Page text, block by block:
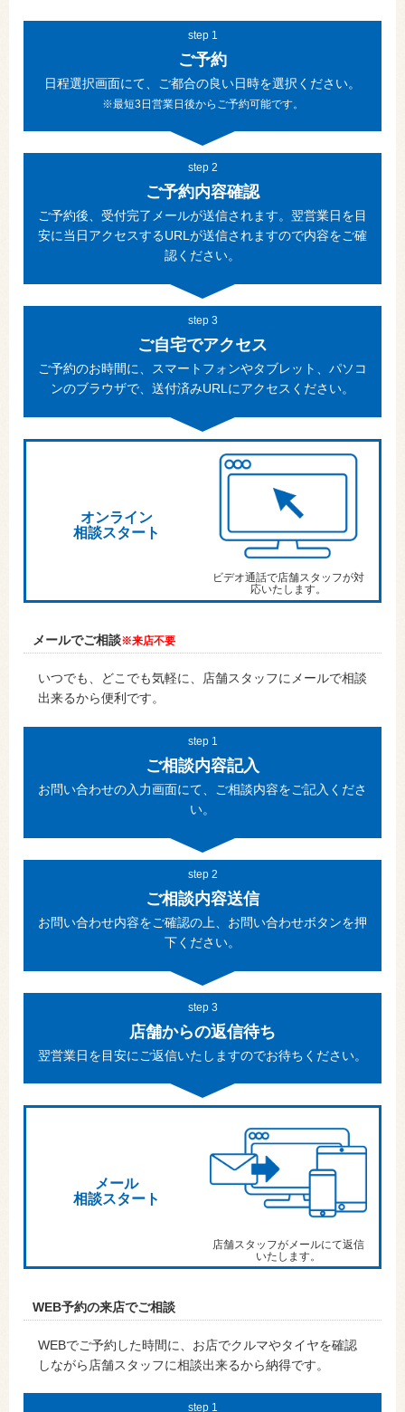
step 1
ご予約
日程選択画面にて、ご都合の良い日時を選択ください。
※最短3日営業日後からご予約可能です。
step 2
ご予約内容確認
ご予約後、受付完了メールが送信されます。翌営業日を目
安に当日アクセスするURLが送信されますので内容をご確
認ください。
step 3
ご自宅でアクセス
ご予約のお時間に、スマートフォンやタブレット、パソコ
ンのブラウザで、送付済みURLにアクセスください。
オンライン
相談スタート
ビデオ通話で店舗スタッフが対
応いたします。
メールでご相談※来店不要
いつでも、どこでも気軽に、店舗スタッフにメールで相談
出来るから便利です。
step 1
ご相談内容記入
お問い合わせの入力画面にて、ご相談内容をご記入くださ
い。
step 2
ご相談内容送信
お問い合わせ内容をご確認の上、お問い合わせボタンを押
下ください。
step 3
店舗からの返信待ち
翌営業日を目安にご返信いたしますのでお待ちください。
メール
相談スタート
店舗スタッフがメールにて返信
いたします。
WEB予約の来店でご相談
WEBでご予約した時間に、お店でクルマやタイヤを確認
しながら店舗スタッフに相談出来るから納得です。
step 1